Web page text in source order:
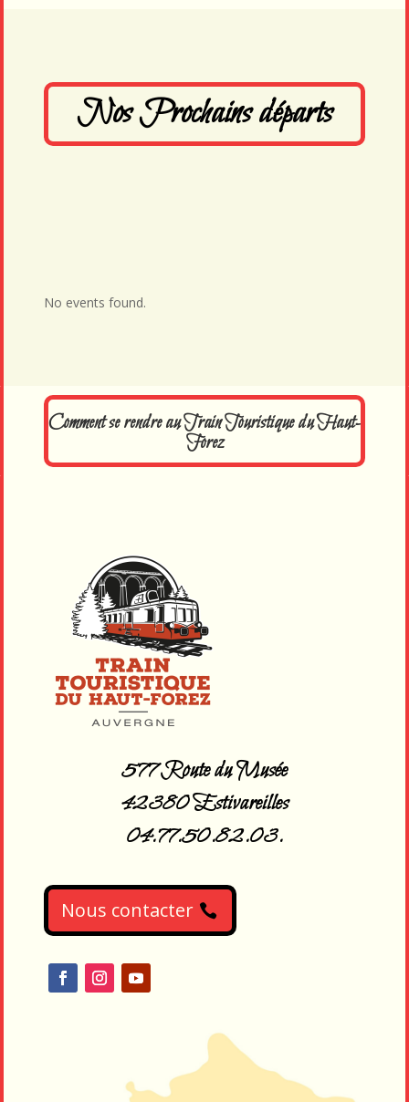
Nos Prochains départs
No events found.
Comment se rendre au Train Touristique du Haut-
Forez
577 Route du Musée
42380 Estivareilles
04.77.50.82.03.
Nous contacter